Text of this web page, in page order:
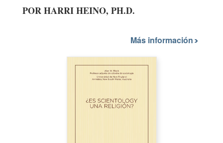
POR HARRI HEINO, PH.D.
Más información